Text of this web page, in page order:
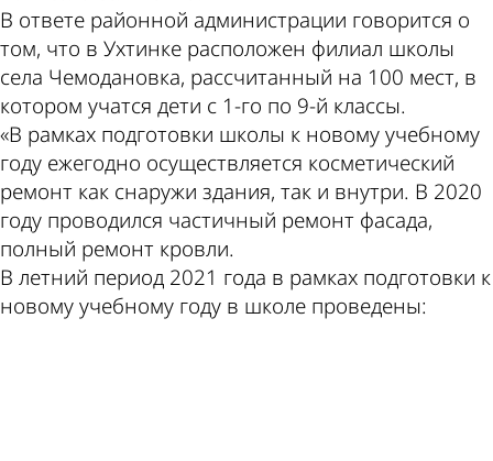
В ответе районной администрации говорится о
том, что в Ухтинке расположен филиал школы
села Чемодановка, рассчитанный на 100 мест, в
котором учатся дети с 1-го по 9-й классы.
«В рамках подготовки школы к новому учебному
году ежегодно осуществляется косметический
ремонт как снаружи здания, так и внутри. В 2020
году проводился частичный ремонт фасада,
полный ремонт кровли.
В летний период 2021 года в рамках подготовки к
новому учебному году в школе проведены: